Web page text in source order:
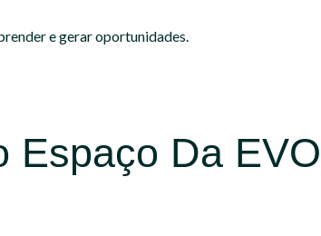
e gerar oportunidades.
Espaço Da